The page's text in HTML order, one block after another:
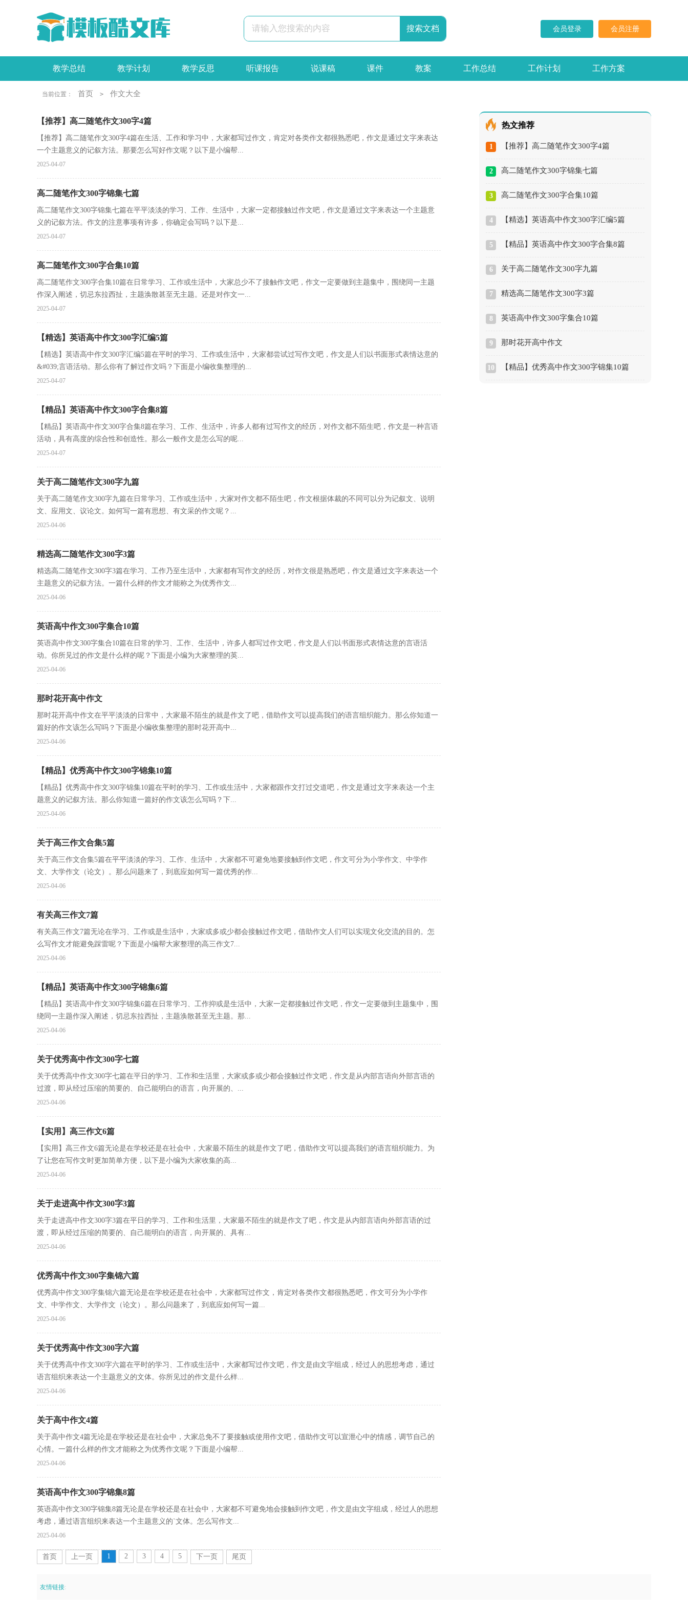
会员登录 会员注册
教学总结 教学计划 教学反思 听课报告 说课稿 课件 教案 工作总结 工作计划 工作方案
工作报告 活动总结
当前位置： 首页 > 作文大全
【推荐】高二随笔作文300字4篇
【推荐】高二随笔作文300字4篇在生活、工作和学习中，大家都写过作文，肯定对各类作文都很熟悉吧，作文是通过文字来表达
一个主题意义的记叙方法。那要怎么写好作文呢？以下是小编帮...
2025-04-07
高二随笔作文300字锦集七篇
高二随笔作文300字锦集七篇在平平淡淡的学习、工作、生活中，大家一定都接触过作文吧，作文是通过文字来表达一个主题意
义的记叙方法。作文的注意事项有许多，你确定会写吗？以下是...
2025-04-07
高二随笔作文300字合集10篇
高二随笔作文300字合集10篇在日常学习、工作或生活中，大家总少不了接触作文吧，作文一定要做到主题集中，围绕同一主题
作深入阐述，切忌东拉西扯，主题涣散甚至无主题。还是对作文一...
2025-04-07
【精选】英语高中作文300字汇编5篇
【精选】英语高中作文300字汇编5篇在平时的学习、工作或生活中，大家都尝试过写作文吧，作文是人们以书面形式表情达意的
&#039;言语活动。那么你有了解过作文吗？下面是小编收集整理的...
2025-04-07
【精品】英语高中作文300字合集8篇
【精品】英语高中作文300字合集8篇在学习、工作、生活中，许多人都有过写作文的经历，对作文都不陌生吧，作文是一种言语
活动，具有高度的综合性和创造性。那么一般作文是怎么写的呢...
2025-04-07
关于高二随笔作文300字九篇
关于高二随笔作文300字九篇在日常学习、工作或生活中，大家对作文都不陌生吧，作文根据体裁的不同可以分为记叙文、说明
文、应用文、议论文。如何写一篇有思想、有文采的作文呢？...
2025-04-06
精选高二随笔作文300字3篇
精选高二随笔作文300字3篇在学习、工作乃至生活中，大家都有写作文的经历，对作文很是熟悉吧，作文是通过文字来表达一个
主题意义的记叙方法。一篇什么样的作文才能称之为优秀作文...
2025-04-06
英语高中作文300字集合10篇
英语高中作文300字集合10篇在日常的学习、工作、生活中，许多人都写过作文吧，作文是人们以书面形式表情达意的言语活
动。你所见过的作文是什么样的呢？下面是小编为大家整理的英...
2025-04-06
那时花开高中作文
那时花开高中作文在平平淡淡的日常中，大家最不陌生的就是作文了吧，借助作文可以提高我们的语言组织能力。那么你知道一
篇好的作文该怎么写吗？下面是小编收集整理的那时花开高中...
2025-04-06
【精品】优秀高中作文300字锦集10篇
【精品】优秀高中作文300字锦集10篇在平时的学习、工作或生活中，大家都跟作文打过交道吧，作文是通过文字来表达一个主
题意义的记叙方法。那么你知道一篇好的作文该怎么写吗？下...
2025-04-06
关于高三作文合集5篇
关于高三作文合集5篇在平平淡淡的学习、工作、生活中，大家都不可避免地要接触到作文吧，作文可分为小学作文、中学作
文、大学作文（论文）。那么问题来了，到底应如何写一篇优秀的作...
2025-04-06
有关高三作文7篇
有关高三作文7篇无论在学习、工作或是生活中，大家或多或少都会接触过作文吧，借助作文人们可以实现文化交流的目的。怎
么写作文才能避免踩雷呢？下面是小编帮大家整理的高三作文7...
2025-04-06
【精品】英语高中作文300字锦集6篇
【精品】英语高中作文300字锦集6篇在日常学习、工作抑或是生活中，大家一定都接触过作文吧，作文一定要做到主题集中，围
绕同一主题作深入阐述，切忌东拉西扯，主题涣散甚至无主题。那...
2025-04-06
关于优秀高中作文300字七篇
关于优秀高中作文300字七篇在平日的学习、工作和生活里，大家或多或少都会接触过作文吧，作文是从内部言语向外部言语的
过渡，即从经过压缩的简要的、自己能明白的语言，向开展的、...
2025-04-06
【实用】高三作文6篇
【实用】高三作文6篇无论是在学校还是在社会中，大家最不陌生的就是作文了吧，借助作文可以提高我们的语言组织能力。为
了让您在写作文时更加简单方便，以下是小编为大家收集的高...
2025-04-06
关于走进高中作文300字3篇
关于走进高中作文300字3篇在平日的学习、工作和生活里，大家最不陌生的就是作文了吧，作文是从内部言语向外部言语的过
渡，即从经过压缩的简要的、自己能明白的语言，向开展的、具有...
2025-04-06
优秀高中作文300字集锦六篇
优秀高中作文300字集锦六篇无论是在学校还是在社会中，大家都写过作文，肯定对各类作文都很熟悉吧，作文可分为小学作
文、中学作文、大学作文（论文）。那么问题来了，到底应如何写一篇...
2025-04-06
关于优秀高中作文300字六篇
关于优秀高中作文300字六篇在平时的学习、工作或生活中，大家都写过作文吧，作文是由文字组成，经过人的思想考虑，通过
语言组织来表达一个主题意义的文体。你所见过的作文是什么样...
2025-04-06
关于高中作文4篇
关于高中作文4篇无论是在学校还是在社会中，大家总免不了要接触或使用作文吧，借助作文可以宣泄心中的情感，调节自己的
心情。一篇什么样的作文才能称之为优秀作文呢？下面是小编帮...
2025-04-06
英语高中作文300字锦集8篇
英语高中作文300字锦集8篇无论是在学校还是在社会中，大家都不可避免地会接触到作文吧，作文是由文字组成，经过人的思想
考虑，通过语言组织来表达一个主题意义的`文体。怎么写作文...
2025-04-06
首页 上一页 1 2 3 4 5 下一页 尾页
热文推荐
1 【推荐】高二随笔作文300字4篇
2 高二随笔作文300字锦集七篇
3 高二随笔作文300字合集10篇
4 【精选】英语高中作文300字汇编5篇
5 【精品】英语高中作文300字合集8篇
6 关于高二随笔作文300字九篇
7 精选高二随笔作文300字3篇
8 英语高中作文300字集合10篇
9 那时花开高中作文
10 【精品】优秀高中作文300字锦集10篇
友情链接: